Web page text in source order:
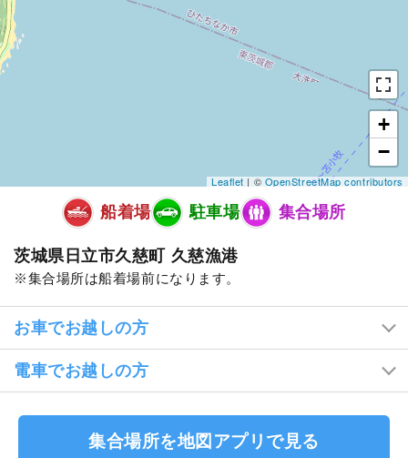
+
−
Leaflet| ©OpenStreetMap contributors
船着場 駐車場 集合場所
茨城県日立市久慈町 久慈漁港
集合場所は船着場前になります。
お車でお越しの方
電車でお越しの方
集合場所を地図アプリで見る